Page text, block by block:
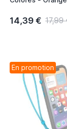
14,39 € 17,99
En promotion